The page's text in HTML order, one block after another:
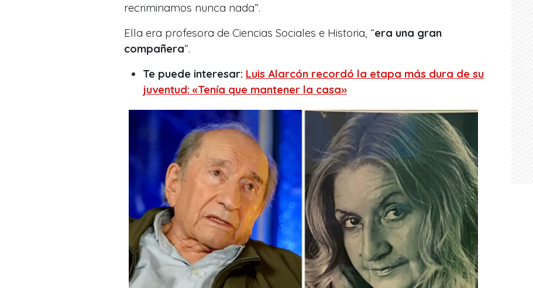
recriminamos nunca nada”.
Ella era profesora de Ciencias Sociales e Historia, “era una gran
compañera”.
Te puede interesar: Luis Alarcón recordó la etapa más dura de su
juventud: «Tenía que mantener la casa»